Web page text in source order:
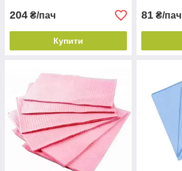
204 ₴/пач
Купити
81 ₴/пач